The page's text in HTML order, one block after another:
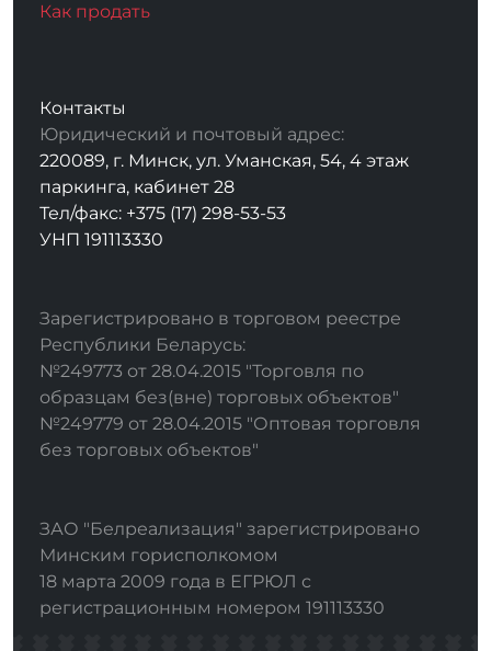
Как продать
Контакты
Юридический и почтовый адрес:
220089, г. Минск, ул. Уманская, 54, 4 этаж
паркинга, кабинет 28
Тел/факс: +375 (17) 298-53-53
УНП 191113330
Зарегистрировано в торговом реестре
Республики Беларусь:
№249773 от 28.04.2015 "Торговля по
образцам без(вне) торговых объектов"
№249779 от 28.04.2015 "Оптовая торговля
без торговых объектов"
ЗАО "Белреализация" зарегистрировано
Минским горисполкомом
18 марта 2009 года в ЕГРЮЛ с
регистрационным номером 191113330